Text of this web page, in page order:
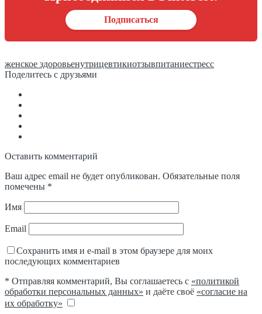
Подписаться
женское здоровьенутрицевтикиотзывпитаниестресс
Поделитесь с друзьями
Оставить комментарий
Ваш адрес email не будет опубликован. Обязательные поля
помечены *
Имя
Email
Сохранить имя и e-mail в этом браузере для моих
последующих комментариев
* Отправляя комментарий, Вы соглашаетесь с «политикой
обработки персональных данных» и даёте своё «согласие на
их обработку»